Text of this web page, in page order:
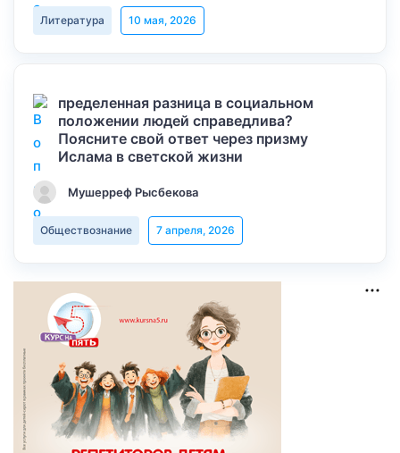
Литература 10 мая, 2026
пределенная разница в социальном
положении людей справедлива?
Поясните свой ответ через призму
Ислама в светской жизни
Мушерреф Рысбекова
Обществознание 7 апреля, 2026